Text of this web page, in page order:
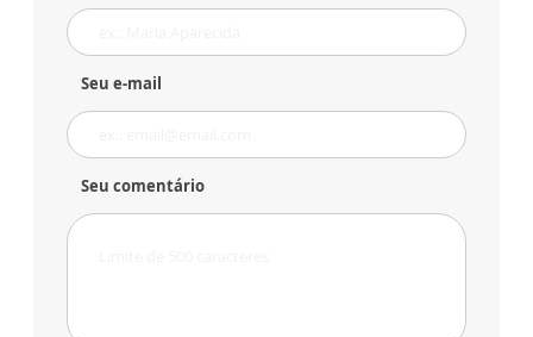
Seu e-mail
Seu comentário